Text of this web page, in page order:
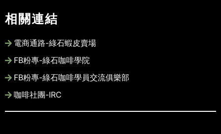
相關連結
電商通路-綠石蝦皮賣場
FB粉專-綠石咖啡學院
FB粉專-綠石咖啡學員交流俱樂部
咖啡社團-IRC